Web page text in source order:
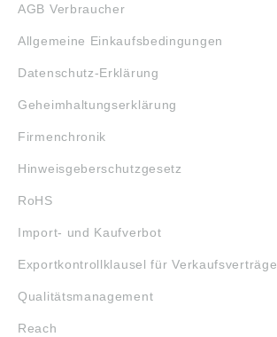
AGB Verbraucher
Allgemeine Einkaufsbedingungen
Datenschutz-Erklärung
Geheimhaltungserklärung
Firmenchronik
Hinweisgeberschutzgesetz
RoHS
Import- und Kaufverbot
Exportkontrollklausel für Verkaufsverträge
Qualitätsmanagement
Reach